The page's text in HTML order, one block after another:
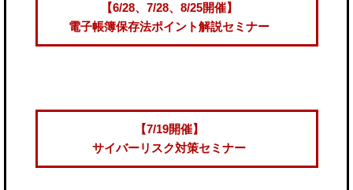
【6/28、7/28、8/25開催】
電子帳簿保存法ポイント解説セミナー
【7/19開催】
サイバーリスク対策セミナー